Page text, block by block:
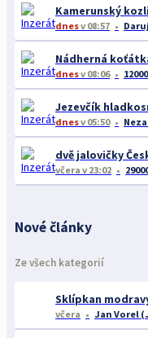
Kamerunský
dnesv 08:57
Nádherná
dnesv 08:06
Jezevčík
dnesv 05:50
dvě jalovičky
včera v 23:02
Nové články
Ze všech kategorií
Sklípkan
včera Jan Vorel